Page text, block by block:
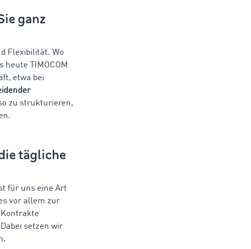
ganz
Flexibilität. Wo
TIMOCOM
etwa bei
zu strukturieren,
tägliche
für uns eine Art
vor allem zur
setzen wir